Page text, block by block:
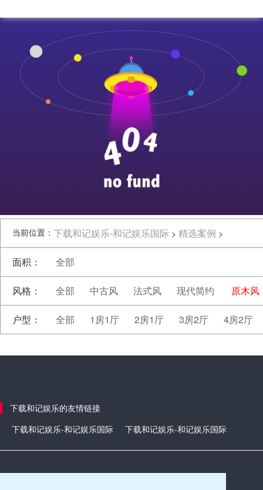
当前位置： 下载和记娱乐-和记娱乐国际 > 精选案例 >
面积： 全部
风格： 全部 中古风 法式风 现代简约 原木风
户型： 全部 1房1厅 2房1厅 3房2厅 4房2厅
下载和记娱乐的友情链接
下载和记娱乐-和记娱乐国际
下载和记娱乐-和记娱乐国际